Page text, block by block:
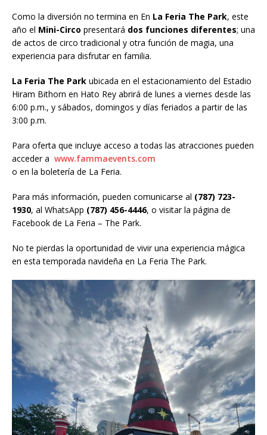
Como la diversión no termina en En La Feria The Park, este
año el Mini-Circo presentará dos funciones diferentes; una
de actos de circo tradicional y otra función de magia, una
experiencia para disfrutar en familia.
La Feria The Park ubicada en el estacionamiento del Estadio
Hiram Bithorn en Hato Rey abrirá de lunes a viernes desde las
6:00 p.m., y sábados, domingos y días feriados a partir de las
3:00 p.m.
Para oferta que incluye acceso a todas las atracciones pueden
acceder a www.fammaevents.com
o en la boletería de La Feria.
Para más información, pueden comunicarse al (787) 723-
1930, al WhatsApp (787) 456-4446, o visitar la página de
Facebook de La Feria – The Park.
No te pierdas la oportunidad de vivir una experiencia mágica
en esta temporada navideña en La Feria The Park.